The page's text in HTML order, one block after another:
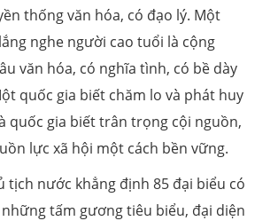
thống văn hóa, có đạo lý. Một
nghe người cao tuổi là cộng
văn hóa, có nghĩa tình, có bề dày
quốc gia biết chăm lo và phát huy
quốc gia biết trân trọng cội nguồn,
lực xã hội một cách bền vững.
tịch nước khẳng định 85 đại biểu có
tấm gương tiêu biểu, đại diện